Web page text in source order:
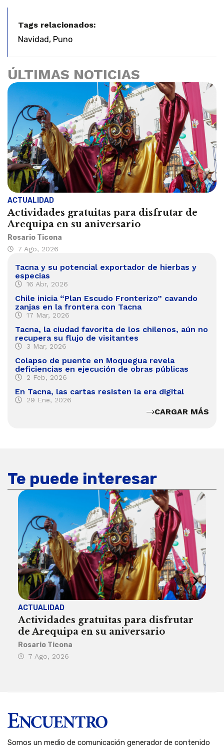
Tags relacionados:
Navidad , Puno
ÚLTIMAS NOTICIAS
ACTUALIDAD
Actividades gratuitas para disfrutar de
Arequipa en su aniversario
Rosario Ticona
7 Ago, 2026
Tacna y su potencial exportador de hierbas y
especias
16 Abr, 2026
Chile inicia “Plan Escudo Fronterizo” cavando
zanjas en la frontera con Tacna
17 Mar, 2026
Tacna, la ciudad favorita de los chilenos, aún no
recupera su flujo de visitantes
3 Mar, 2026
Colapso de puente en Moquegua revela
deficiencias en ejecución de obras públicas
2 Feb, 2026
En Tacna, las cartas resisten la era digital
29 Ene, 2026
CARGAR MÁS
Te puede interesar
ACTUALIDAD
Actividades gratuitas para disfrutar
de Arequipa en su aniversario
Rosario Ticona
7 Ago, 2026
Somos un medio de comunicación generador de contenido